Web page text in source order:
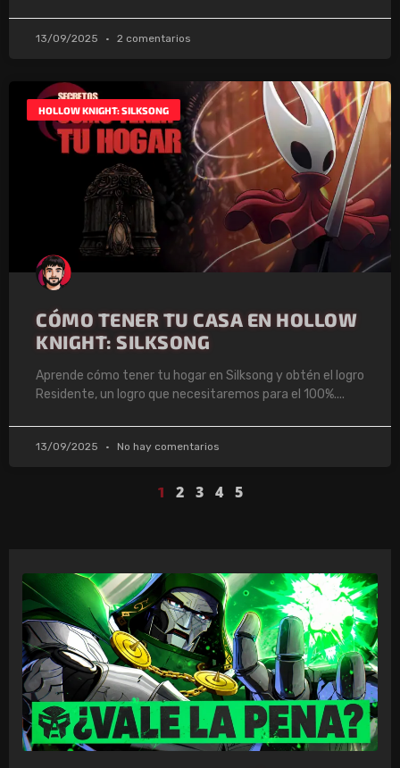
13/09/2025 2 comentarios
HOLLOW KNIGHT: SILKSONG
CÓMO TENER TU CASA EN HOLLOW
KNIGHT: SILKSONG
Aprende cómo tener tu hogar en Silksong y obtén el logro
Residente, un logro que necesitaremos para el 100%.
13/09/2025 No hay comentarios
1 2 3 4 5